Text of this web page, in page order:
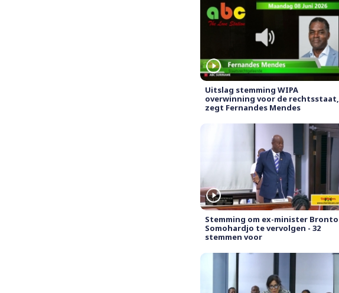
Uitslag stemming WIPA
overwinning voor de rechtsstaat,
zegt Fernandes Mendes
Stemming om ex-minister Bronto
Somohardjo te vervolgen - 32
stemmen voor